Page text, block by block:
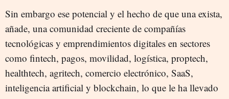
Sin embargo ese potencial y el hecho de que una exista,
añade, una comunidad creciente de compañías
tecnológicas y emprendimientos digitales en sectores
como fintech, pagos, movilidad, logística, proptech,
healthtech, agritech, comercio electrónico, SaaS,
inteligencia artificial y blockchain, lo que le ha llevado